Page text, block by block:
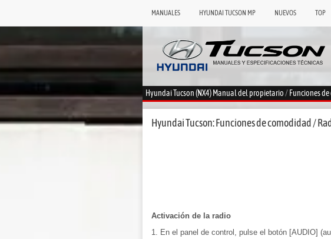
MANUALES HYUNDAI TUCSON MP NUEVOS TOP
Hyundai Tucson (NX4) Manual del propietario/Funciones
Hyundai Tucson: Funciones de comodidad /
Activación de la radio
1. En el panel de control, pulse el botón [AUDIO]